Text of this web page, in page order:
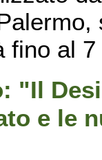
fino al
"Il
e le